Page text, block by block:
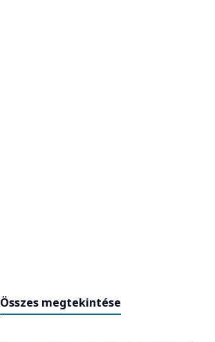
Összes megtekintése